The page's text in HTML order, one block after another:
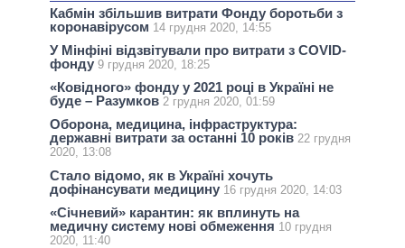
Кабмін збільшив витрати Фонду боротьби з
коронавірусом 14 грудня 2020, 14:55
У Мінфіні відзвітували про витрати з COVID-
фонду 9 грудня 2020, 18:25
«Ковідного» фонду у 2021 році в Україні не
буде – Разумков 2 грудня 2020, 01:59
Оборона, медицина, інфраструктура:
державні витрати за останні 10 років 22 грудня
2020, 13:08
Стало відомо, як в Україні хочуть
дофінансувати медицину 16 грудня 2020, 14:03
«Січневий» карантин: як вплинуть на
медичну систему нові обмеження 10 грудня
2020, 11:40